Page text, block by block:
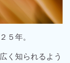
５年。
く知られるよう